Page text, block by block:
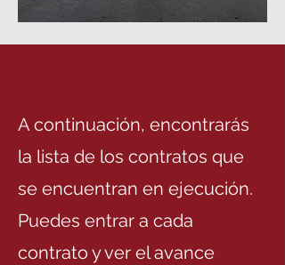
A continuación, encontrarás
la lista de los contratos que
se encuentran en ejecución.
Puedes entrar a cada
contrato y ver el avance